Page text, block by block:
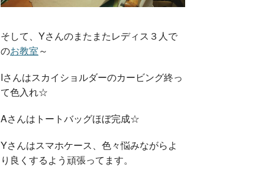
そして、Yさんのまたまたレディス３人で
のお教室～
Iさんはスカイショルダーのカービング終っ
て色入れ☆
Aさんはトートバッグほぼ完成☆
Yさんはスマホケース、色々悩みながらよ
り良くするよう頑張ってます。